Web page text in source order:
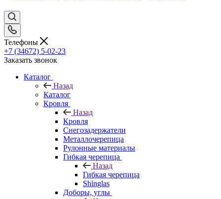
Телефоны
+7 (34672) 5-02-23
Заказать звонок
Каталог
Назад
Каталог
Кровля
Назад
Кровля
Снегозадержатели
Металлочерепица
Рулонные материалы
Гибкая черепица
Назад
Гибкая черепица
Shinglas
Доборы, углы